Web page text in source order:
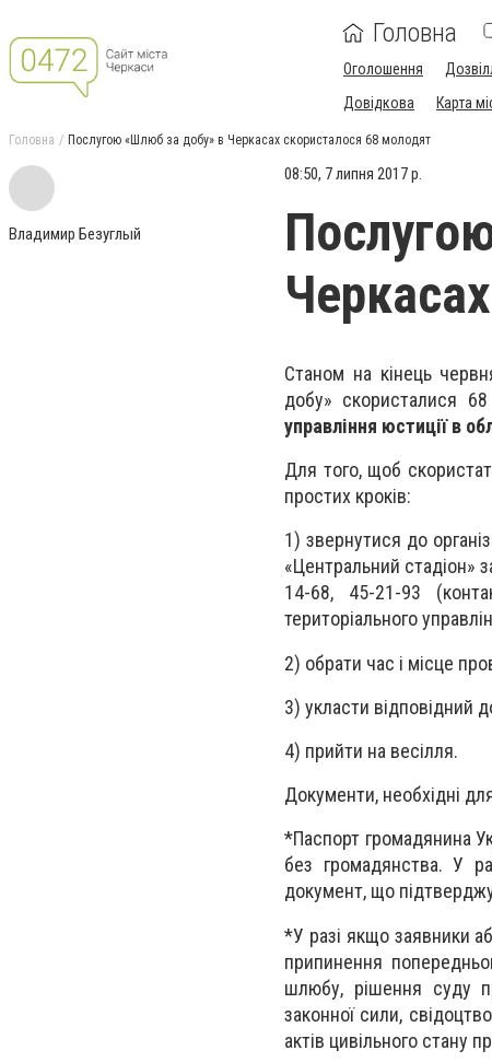
Головна
Оголошення
Довідкова
Карта
Головна Послугою «Шлюб за добу» в Черкасах скористалося 68 молодят
Владимир Безуглый
08:50, 7 липня 2017 р.
Станом на кінець
добу» скористалися
управління юстиції в
Для того, щоб
простих кроків:
1) звернутися до
«Центральний стадіон»
14-68, 45-21-93
територіального
2) обрати час і місце
3) укласти відповідний
4) прийти на весілля.
Документи, необхідні
*Паспорт громадянина
без громадянства. У
документ, що
*У разі якщо заявники
припинення
шлюбу, рішення суду
законної сили,
актів цивільного стану